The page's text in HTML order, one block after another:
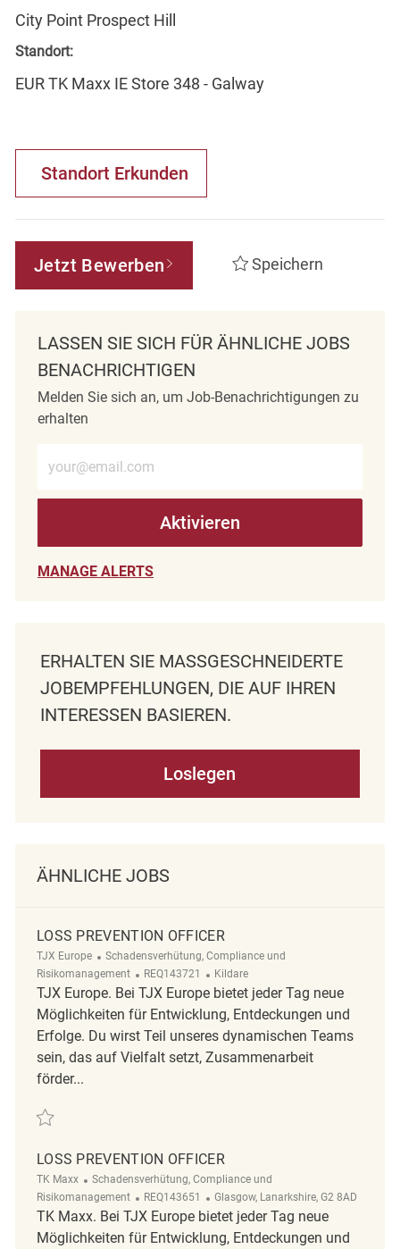
City Point Prospect Hill
Standort:
EUR TK Maxx IE Store 348 - Galway
Standort Erkunden
Jetzt Bewerben Speichern
LASSEN SIE SICH FÜR ÄHNLICHE JOBS
BENACHRICHTIGEN
Melden Sie sich an, um Job-Benachrichtigungen zu
erhalten
Aktivieren
MANAGE ALERTS
ERHALTEN SIE MASSGESCHNEIDERTE J
OBEMPFEHLUNGEN, DIE AUF IHREN I
NTERESSEN BASIEREN.
Loslegen
ÄHNLICHE JOBS
LOSS PREVENTION OFFICER
TJX Europe Kategorie
Schadensverhütung, Compliance und
Risikomanagement
ReqId
REQ143721 Ort
Kildare
TJX Europe. Bei TJX Europe bietet jeder Tag neue
Möglichkeiten für Entwicklung, Entdeckungen und
Erfolge. Du wirst Teil unseres dynamischen Teams
sein, das auf Vielfalt setzt, Zusammenarbeit
förder...
Retten Loss Prevention Officer REQ143721
LOSS PREVENTION OFFICER
TK Maxx Kategorie
Schadensverhütung, Compliance und
Risikomanagement
ReqId
REQ143651 Ort
Glasgow, Lanarkshire, G2 8AD
TK Maxx. Bei TJX Europe bietet jeder Tag neue
Möglichkeiten für Entwicklung, Entdeckungen und